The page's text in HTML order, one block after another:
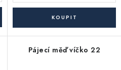
Pájecí měď víčko 22